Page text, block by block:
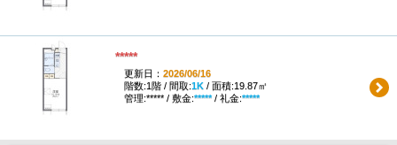
*****
更新日： 2026/06/16
階数:1階 / 間取:1K/ 面積:19.87㎡
管理:***** / 敷金:*****/ 礼金:*****